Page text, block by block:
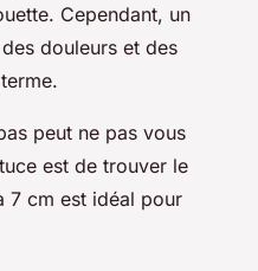
Cependant, un
douleurs et des
peut ne pas vous
est de trouver le
7 cm est idéal pour